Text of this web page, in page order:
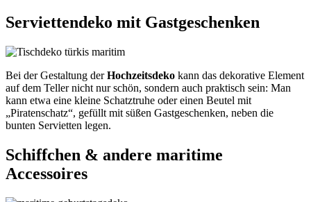
Serviettendeko mit Gastgeschenken
Bei der Gestaltung derHochzeitsdeko kann das dekorative Element
auf dem Teller nicht nur schön, sondern auch praktisch sein: Man
kann etwa eine kleine Schatztruhe oder einen Beutel mit
„Piratenschatz“, gefüllt mit süßen Gastgeschenken, neben die
bunten Servietten legen.
Schiffchen & andere maritime
Accessoires